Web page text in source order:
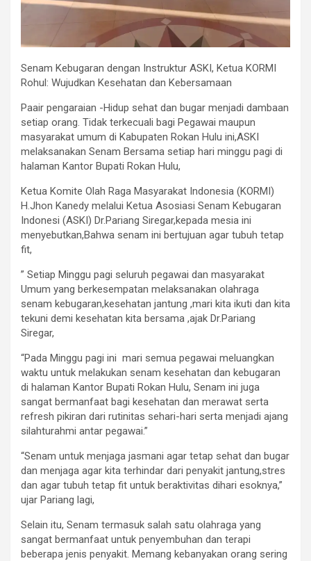
Senam Kebugaran dengan Instruktur ASKI, Ketua KORMI
Rohul: Wujudkan Kesehatan dan Kebersamaan
Paair pengaraian -Hidup sehat dan bugar menjadi dambaan
setiap orang. Tidak terkecuali bagi Pegawai maupun
masyarakat umum di Kabupaten Rokan Hulu ini,ASKI
melaksanakan Senam Bersama setiap hari minggu pagi di
halaman Kantor Bupati Rokan Hulu,
Ketua Komite Olah Raga Masyarakat Indonesia (KORMI)
H.Jhon Kanedy melalui Ketua Asosiasi Senam Kebugaran
Indonesi (ASKI) Dr.Pariang Siregar,kepada mesia ini
menyebutkan,Bahwa senam ini bertujuan agar tubuh tetap
fit,
” Setiap Minggu pagi seluruh pegawai dan masyarakat
Umum yang berkesempatan melaksanakan olahraga
senam kebugaran,kesehatan jantung ,mari kita ikuti dan kita
tekuni demi kesehatan kita bersama ,ajak Dr.Pariang
Siregar,
“Pada Minggu pagi ini mari semua pegawai meluangkan
waktu untuk melakukan senam kesehatan dan kebugaran
di halaman Kantor Bupati Rokan Hulu, Senam ini juga
sangat bermanfaat bagi kesehatan dan merawat serta
refresh pikiran dari rutinitas sehari-hari serta menjadi ajang
silahturahmi antar pegawai.”
“Senam untuk menjaga jasmani agar tetap sehat dan bugar
dan menjaga agar kita terhindar dari penyakit jantung,stres
dan agar tubuh tetap fit untuk beraktivitas dihari esoknya,”
ujar Pariang lagi,
Selain itu, Senam termasuk salah satu olahraga yang
sangat bermanfaat untuk penyembuhan dan terapi
beberapa jenis penyakit. Memang kebanyakan orang sering